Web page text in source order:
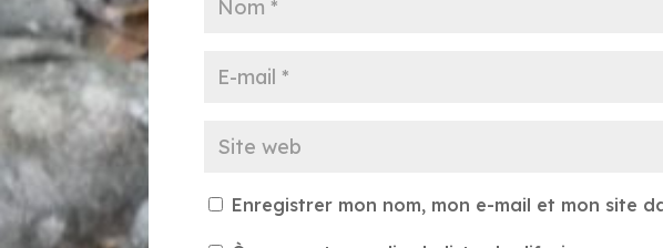
Enregistrer mon nom, mon e-mail et mon site